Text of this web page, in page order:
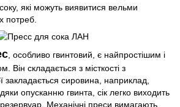
, які можуть виявитися вельми
потреб.
, особливо гвинтовий, є найпростішим і
Він складається з місткості з
закладається сировина, наприклад,
опусканню гвинта, сік легко виходить
Механічні преси вимагають